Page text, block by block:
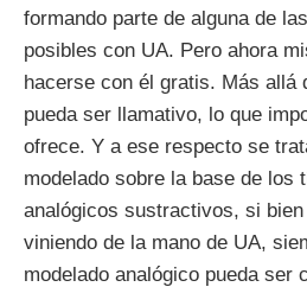
formando parte de alguna de
posibles con UA. Pero ahora
hacerse con él gratis. Más allá
pueda ser llamativo, lo que
ofrece. Y a ese respecto se
modelado sobre la base de los
analógicos sustractivos, si
viniendo de la mano de UA,
modelado analógico pueda ser